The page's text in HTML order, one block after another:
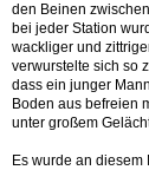
den Beinen
bei jeder Station
wackliger und
verwurstelte sich so
dass ein junger
Boden aus befreien
unter großem
Es wurde an diesem